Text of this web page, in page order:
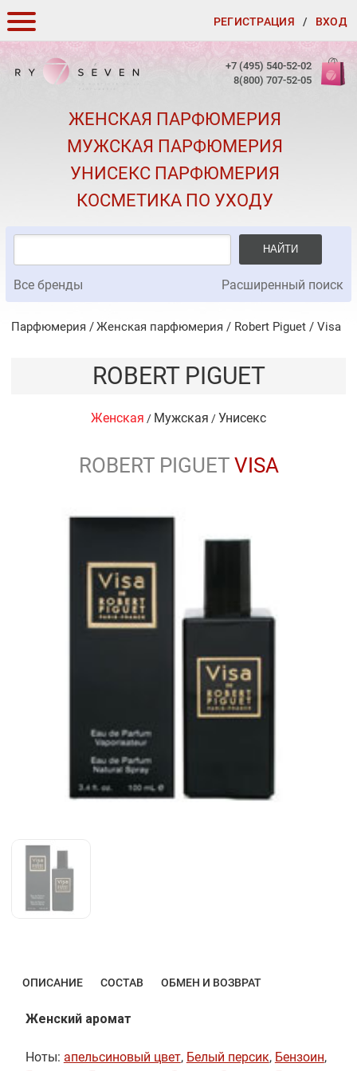
РЕГИСТРАЦИЯ / ВХОД
КАК ЗАКАЗАТЬ
СКИДКИ
КОНТАКТЫ
О КАЧЕСТВЕ
ПОДАРКИ К ЗАКАЗАМ
+7 (495) 540-52-02
8(800) 707-52-05
ЖЕНСКАЯ ПАРФЮМЕРИЯ
МУЖСКАЯ ПАРФЮМЕРИЯ
УНИСЕКС ПАРФЮМЕРИЯ
КОСМЕТИКА ПО УХОДУ
НАЙТИ
Все бренды Расширенный поиск
Парфюмерия Женская парфюмерия / Robert Piguet / Visa
ROBERT PIGUET
Женская / Мужская /Унисекс
ROBERT PIGUETVISA
ОПИСАНИЕ СОСТАВ ОБМЕН И ВОЗВРАТ
Женский аромат
Ноты: апельсиновый цвет, Белый персик, Бензоин,